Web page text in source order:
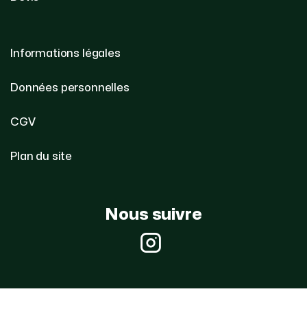
Informations légales
Données personnelles
CGV
Plan du site
Nous suivre
Instagram